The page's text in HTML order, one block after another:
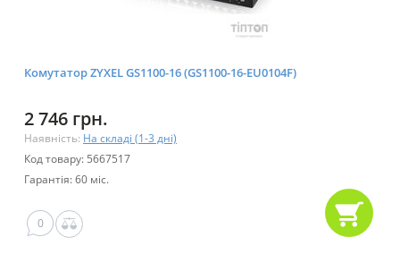
Комутатор ZYXEL GS1100-16 (GS1100-16-EU0104F)
2 746 грн.
Наявність: На складі (1-3 дні)
Код товару: 5667517
Гарантія: 60 міс.
0